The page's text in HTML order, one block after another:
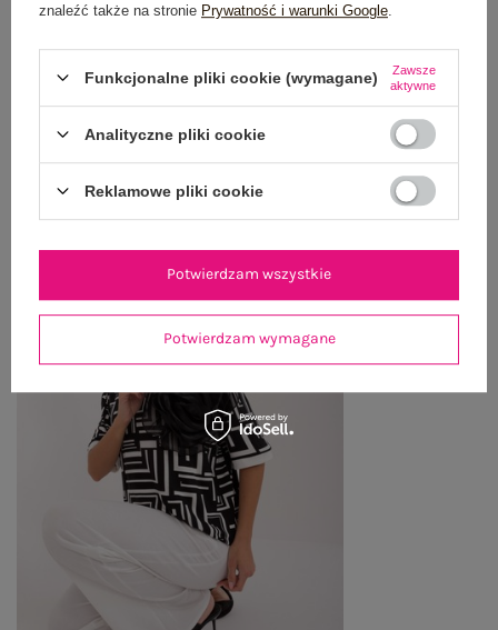
WYSYŁKA I DOSTAWA
OSTATNIO OGLĄDANE
Zobacz wszystko
znaleźć także na stronie Prywatność i warunki Google
Funkcjonalne pliki cookie (wymagane)
Zawsze
aktywne
Analityczne pliki cookie
Reklamowe pliki cookie
Potwierdzam wymagane
Potwierdzam wszystkie